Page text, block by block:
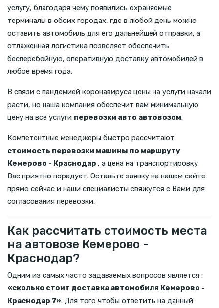
услугу, благодаря чему появились охраняемые
терминалы в обоих городах, где в любой день можно
оставить автомобиль для его дальнейшей отправки, а
отлаженная логистика позволяет обеспечить
бесперебойную, оперативную доставку автомобилей в
любое время года.
В связи с пандемией коронавируса цены на услуги начали
расти, но наша компания обеспечит вам минимальную
цену на все услуги перевозки авто автовозом.
Компетентные менеджеры быстро рассчитают
стоимость перевозки машины по маршруту
Кемерово - Краснодар , а цена на транспортировку
Вас приятно порадует. Оставьте заявку на нашем сайте
прямо сейчас и наши специалисты свяжутся с Вами для
согласования перевозки.
Как рассчитать стоимость места
на автовозе Кемерово -
Краснодар?
Одним из самых часто задаваемых вопросов является :
«сколько стоит доставка автомобиля Кемерово -
Краснодар ?». Для того чтобы ответить на данный